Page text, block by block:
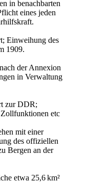
in benachbarten
eines jeden
Einweihung des
1909.
der Annexion
in Verwaltung
zur DDR;
etc
mit einer
des offiziellen
Bergen an der
etwa 25,6 km²